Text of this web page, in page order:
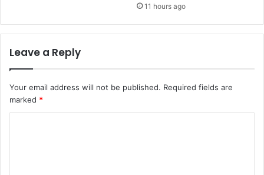
11 hours ago
Leave a Reply
Your email address will not be published. Required fields are
marked *